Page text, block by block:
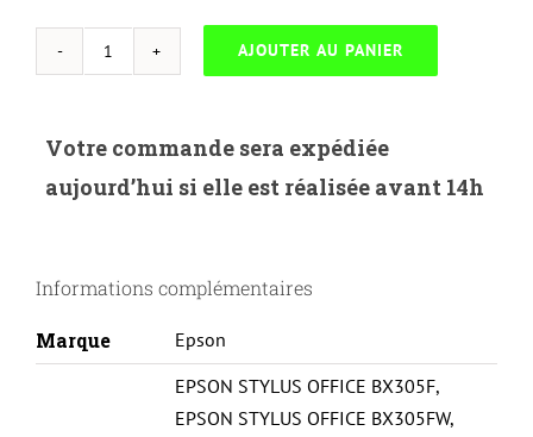
quantité
E-
128M-
S22/SX125-
M-
AJOUTER AU PANIER
Votre commande sera expédiée
aujourd’hui si elle est réalisée avant 14h
Informations complémentaires
Marque Epson
EPSON STYLUS OFFICE BX305F,
EPSON STYLUS OFFICE BX305FW,